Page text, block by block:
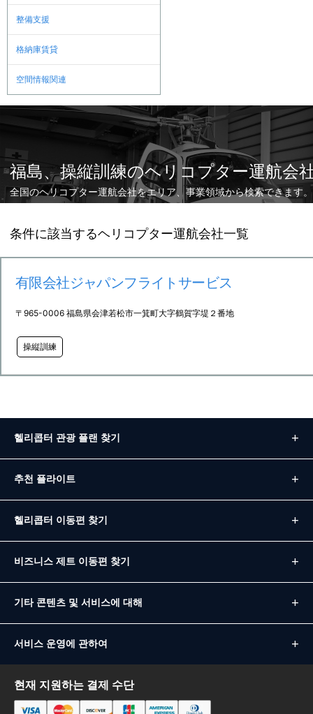
整備支援
格納庫賃貸
空間情報関連
福島、操縦訓練のヘリコプター運航会
全国のヘリコプター運航会社をエリア、事業領域から検索できます。
条件に該当するヘリコプター運航会社一覧
有限会社ジャパンフライトサービス
〒965-0006 福島県会津若松市一箕町大字鶴賀字堤２番地
操縦訓練
헬리콥터 관광 플랜 찾기
추천 플라이트
헬리콥터 이동편 찾기
비즈니스 제트 이동편 찾기
기타 콘텐츠 및 서비스에 대해
서비스 운영에 관하여
현재 지원하는 결제 수단